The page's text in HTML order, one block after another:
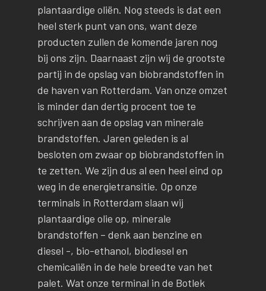
plantaardige oliën. Nog steeds is dat een
heel sterk punt van ons, want deze
producten zullen de komende jaren nog
bij ons zijn. Daarnaast zijn wij de grootste
partij in de opslag van biobrandstoffen in
de haven van Rotterdam. Van onze omzet
is minder dan dertig procent toe te
schrijven aan de opslag van minerale
brandstoffen. Jaren geleden is al
besloten om zwaar op biobrandstoffen in
te zetten. We zijn dus al een heel eind op
weg in de energietransitie. Op onze
terminals in Rotterdam slaan wij
plantaardige olie op, minerale
brandstoffen – denk aan benzine en
diesel -, bio-ethanol, biodiesel en
chemicaliën in de hele breedte van het
palet. Wat onze terminal in de Botlek